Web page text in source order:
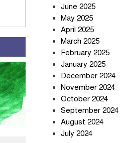
June 2025
May 2025
April 2025
March 2025
February 2025
January 2025
December 2024
November 2024
October 2024
September 2024
August 2024
July 2024